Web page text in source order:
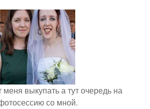
выкупать а тут очередь на
со мной.